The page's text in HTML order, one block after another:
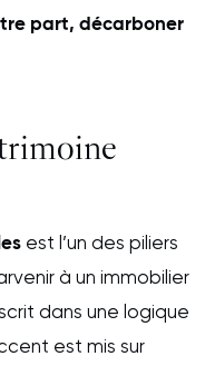
part, décarboner
est l’un des piliers
à un immobilier
dans une logique
est mis sur